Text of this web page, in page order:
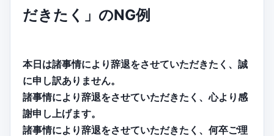
だきたく」のNG例
本日は諸事情により辞退をさせていただきたく、誠
に申し訳ありません。
諸事情により辞退をさせていただきたく、心より感
謝申し上げます。
諸事情により辞退をさせていただきたく、何卒ご理